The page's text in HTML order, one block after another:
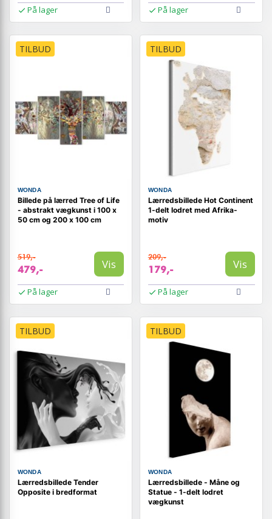
På lager På lager
TILBUD
WONDA
Billede på lærred Tree of Life
- abstrakt vægkunst i 100 x
50 cm og 200 x 100 cm
519,-
479,- Vis
På lager
TILBUD
WONDA
Lærredsbillede Hot Continent
1-delt lodret med Afrika-
motiv
209,-
179,- Vis
På lager
TILBUD
WONDA
Lærredsbillede Tender
Opposite i bredformat
TILBUD
WONDA
Lærredsbillede - Måne og
Statue - 1-delt lodret
vægkunst